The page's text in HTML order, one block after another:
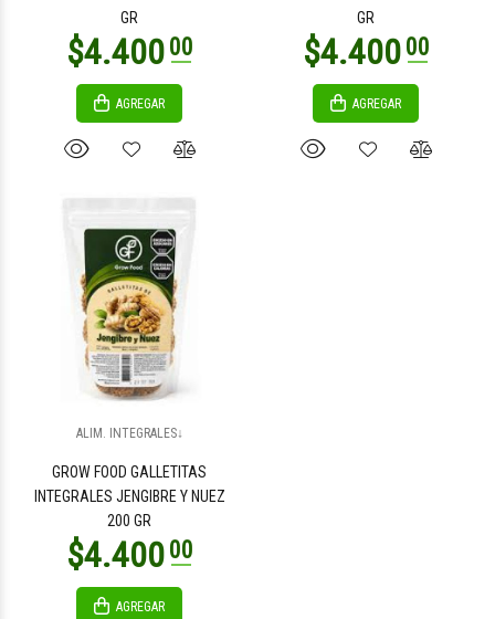
GR
AGREGAR
GR
AGREGAR
ALIM. INTEGRALES↓
GROW FOOD GALLETITAS
INTEGRALES JENGIBRE Y NUEZ
200 GR
AGREGAR